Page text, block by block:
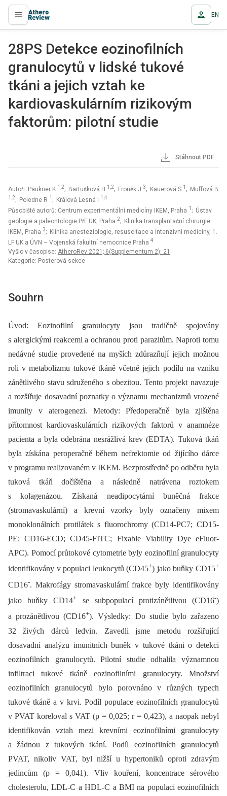
proLékaře.cz EN
28PS Detekce eozinofilních
granulocytů v lidské tukové
tkáni a jejich vztah ke
kardiovaskulárním rizikovým
faktorům: pilotní studie
Stáhnout PDF
Autoři: Paukner K 1,2; Bartušková H 1,2; Froněk J 3; Kauerová S 1 ; Muffová B
1,2; Poledne R 1 ; Králová Lesná I 1,4
Působiště autorů: Centrum experimentální medicíny IKEM, Praha 1 ; Ústav
geologie a paleontologie PřF UK, Praha 2; Klinika transplantační chirurgie
IKEM, Praha 3; Klinika anesteziologie, resuscitace a intenzivní medicíny, 1.
LF UK a ÚVN – Vojenská fakultní nemocnice Praha 4
Vyšlo v časopise: AtheroRev 2021; 6(Supplementum 2): 21
Kategorie: Posterová sekce
Souhrn
Úvod: Eozinofilní granulocyty jsou tradičně spojovány
s alergickými reakcemi a ochranou proti parazitům. Naproti tomu
nedávné studie provedené na myších zdůrazňují jejich možnou
roli v metabolizmu tukové tkáně včetně jejich podílu na vzniku
zánětlivého stavu sdruženého s obezitou. Tento projekt navazuje
a rozšiřuje dosavadní poznatky o významu mechanizmů vrozené
imunity v aterogenezi. Metody: Předoperačně byla zjištěna
přítomnost kardiovaskulárních rizikových faktorů v anamnéze
pacienta a byla odebrána nesrážlivá krev (EDTA). Tuková tkáň
byla získána peroperačně během nefrektomie od žijícího dárce
v programu realizovaném v IKEM. Bezprostředně po odběru byla
tuková tkáň dočištěna a následně natrávena roztokem
s kolagenázou. Získaná neadipocytární buněčná frakce
(stromavaskulární) a krevní vzorky byly označeny mixem
monoklonálních protilátek s fluorochromy (CD14-PC7; CD15-
PE; CD16-ECD; CD45-FITC; Fixable Viability Dye eFluor-
APC). Pomocí průtokové cytometrie byly eozinofilní granulocyty
identifikovány v populaci leukocytů (CD45+) jako buňky CD15+
CD16-. Makrofágy stromavaskulární frakce byly identifikovány
jako buňky CD14+ se subpopulací protizánětlivou (CD16-)
a prozánětlivou (CD16+). Výsledky: Do studie bylo zařazeno
32 živých dárců ledvin. Zavedli jsme metodu rozšiřující
dosavadní analýzu imunitních buněk v tukové tkáni o detekci
eozinofilních granulocytů. Pilotní studie odhalila významnou
infiltraci tukové tkáně eozinofilními granulocyty. Množství
eozinofilních granulocytů bylo porovnáno v různých typech
tukové tkáně a v krvi. Podíl populace eozinofilních granulocytů
v PVAT koreloval s VAT (p = 0,025; r = 0,423), a naopak nebyl
identifikován vztah mezi krevními eozinofilními granulocyty
a žádnou z tukových tkání. Podíl eozinofilních granulocytů
PVAT, nikoliv VAT, byl nižší u hypertoniků oproti zdravým
jedincům (p = 0,041). Vliv kouření, koncentrace sérového
cholesterolu, LDL-C a HDL-C a BMI na populaci eozinofilních